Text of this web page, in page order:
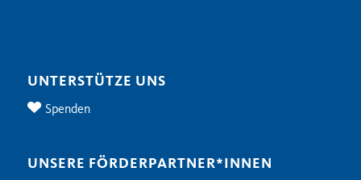
UNTERSTÜTZE UNS
Spenden
UNSERE FÖRDERPARTNER*INNEN